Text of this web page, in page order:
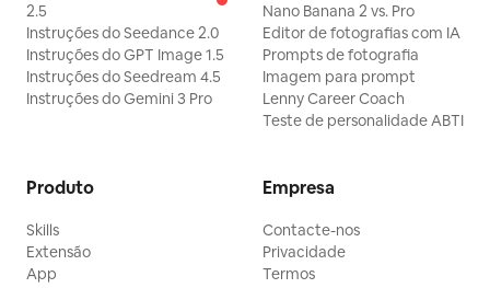
2.5
Instruções do Seedance 2.0
Instruções do GPT Image 1.5
Instruções do Seedream 4.5
Instruções do Gemini 3 Pro
Nano Banana 2 vs. Pro
Editor de fotografias com IA
Prompts de fotografia
Imagem para prompt
Lenny Career Coach
Teste de personalidade ABTI
Produto
Skills
Extensão
App
Empresa
Contacte-nos
Privacidade
Termos